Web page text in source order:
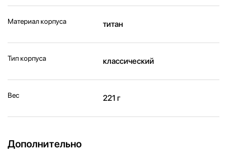
Материал корпуса титан
Тип корпуса классический
Вес 221 г
Дополнительно